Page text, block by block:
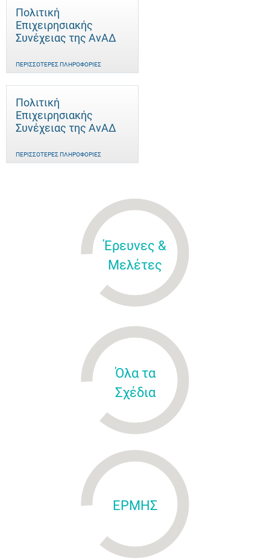
Πολιτική
Επιχειρησιακής
Συνέχειας της ΑνΑΔ
ΠΕΡΙΣΣΌΤΕΡΕΣ ΠΛΗΡΟΦΟΡΊΕΣ
Πολιτική
Επιχειρησιακής
Συνέχειας της ΑνΑΔ
ΠΕΡΙΣΣΌΤΕΡΕΣ ΠΛΗΡΟΦΟΡΊΕΣ
Έρευνες &
Μελέτες
Όλα τα
Σχέδια
ΕΡΜΗΣ